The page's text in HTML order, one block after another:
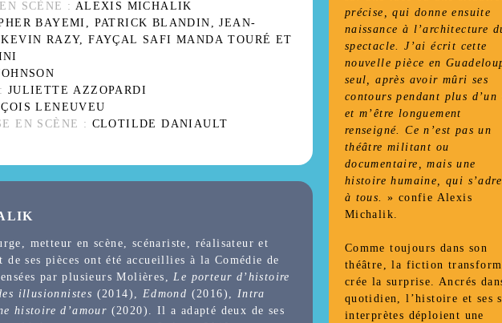
SCÈNE : ALEXIS MICHALIK
BAYEMI, PATRICK BLANDIN, JEAN-
RAZY, FAYÇAL SAFI MANDA TOURÉ ET
JULIETTE AZZOPARDI
LENEUVEU
EN SCÈNE : CLOTILDE DANIAULT
metteur en scène, scénariste, réalisateur et
ses pièces ont été accueillies à la Comédie de
par plusieurs Molières,Le porteur d’histoire
illusionnistes (2014), Edmond (2016), Intra
histoire d’amour (2020). Il a adapté deux de ses
précise, qui donne ensuite
naissance à l’architecture
spectacle. J’ai écrit cette
nouvelle pièce en
seul, après avoir mûri ses
contours pendant plus d’un
et m’être longuement
renseigné. Ce n’est pas un
théâtre militant ou
documentaire, mais une
histoire humaine, qui
à tous. » confie Alexis
Michalik.
Comme toujours dans son
théâtre, la fiction
crée la surprise. Ancrés
quotidien, l’histoire et ses
interprètes déploient une